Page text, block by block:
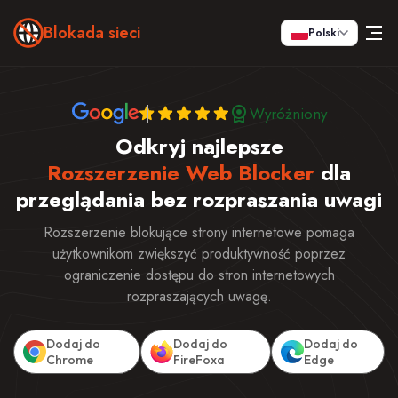
Blokada sieci Polski
Wyróżniony
Odkryj najlepsze
Rozszerzenie Web Blocker dla
przeglądania bez rozpraszania uwagi
Rozszerzenie blokujące strony internetowe pomaga
użytkownikom zwiększyć produktywność poprzez
ograniczenie dostępu do stron internetowych
rozpraszających uwagę.
Dodaj do
Chrome
Dodaj do
FireFoxa
Dodaj do
Edge